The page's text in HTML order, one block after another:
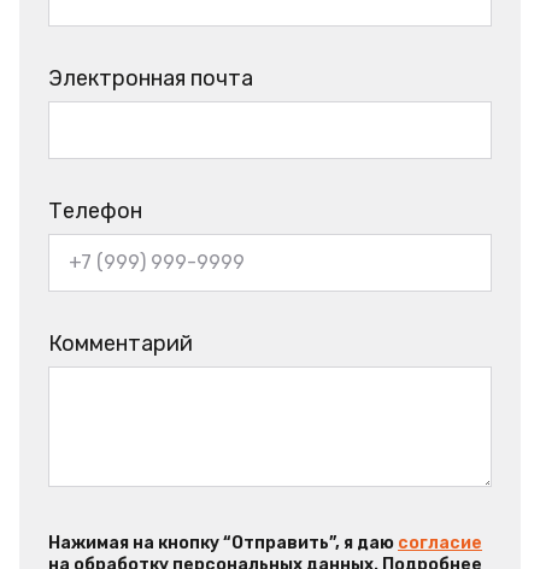
Электронная почта
Телефон
Комментарий
Нажимая на кнопку “Отправить”, я даю согласие
на обработку персональных данных. Подробнее